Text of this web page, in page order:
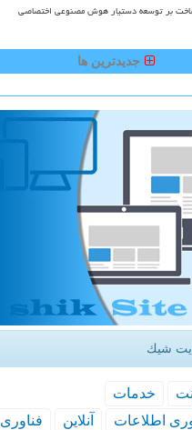
بر توسعه دستیار هوش مصنوعی اختصاصی
جدیدترین ها
شیك
خدمات
اطلاعات
آنلاین
فناوری